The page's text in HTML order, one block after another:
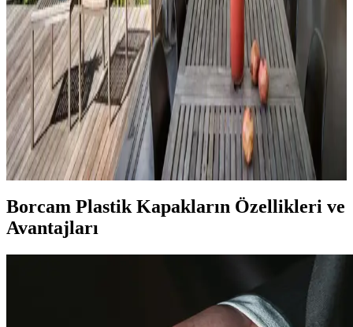
Ella satıcısından alınan Hermes dekor ürünleri, yüksek deri kalitesi
ve detaylı işçiliğiyle öne çıkıyor. Ürünlerin boyutları beklentileri
aşarken, fiyat ve orijinallik tartışmaları da dikkat çekiyor.
Veranda Dekorasyonunda Bitki Seçimi, Aydınlatma
ve Mobilya Düzenlemeleriyle Estetik İyileştirme
Yöntemleri
Veranda dekorasyonunda bitkiler, halılar, aydınlatma ve mobilyaların
uyumlu kullanımı mekânı daha davetkâr ve fonksiyonel kılar. Doğru
seçimler verandanın atmosferini ve dış görünümünü güçlendirir.
Borcam Plastik Kapakların Özellikleri ve
Avantajları